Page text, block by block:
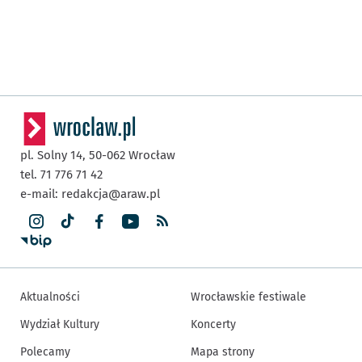
pl. Solny 14, 50-062 Wrocław
tel. 71 776 71 42
e-mail: redakcja@araw.pl
Aktualności
Wydział Kultury
Polecamy
Wrocławskie festiwale
Koncerty
Mapa strony